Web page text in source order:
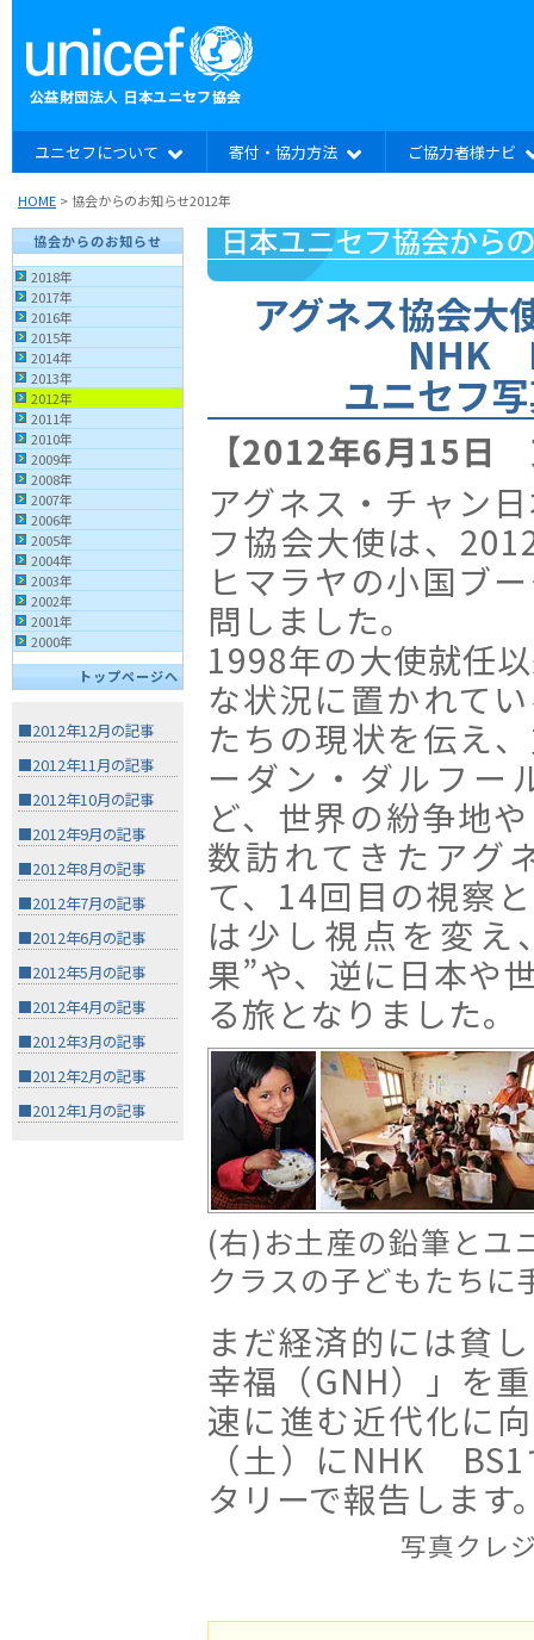
ユニセフについて 寄付・協力方法 ご協力者様ナビ
HOME > 協会からのお知らせ2012年
協会からのお知らせ
2018年
2017年
2016年
2015年
2014年
2013年
2012年
2011年
2010年
2009年
2008年
2007年
2006年
2005年
2004年
2003年
2002年
2001年
2000年
トップページへ
■2012年12月の記事
■2012年11月の記事
■2012年10月の記事
■2012年9月の記事
■2012年8月の記事
■2012年7月の記事
■2012年6月の記事
■2012年5月の記事
■2012年4月の記事
■2012年3月の記事
■2012年2月の記事
■2012年1月の記事
アグネス協会
NHK
ユニセフ
【2012年6月15日
アグネス・チャン
フ協会大使は、
ヒマラヤの小国ブ
問しました。
1998年の大使就任
な状況に置かれて
たちの現状を伝え
ーダン・ダルフー
ど、世界の紛争地
数訪れてきたアグ
て、14回目の視察
は少し視点を変え
果”や、逆に日本や
る旅となりました。
(右)お土産の鉛筆とユ
クラスの子どもたちに
まだ経済的には貧
幸福（GNH）」を
速に進む近代化に
（土）にNHK
タリーで報告します
写真クレ